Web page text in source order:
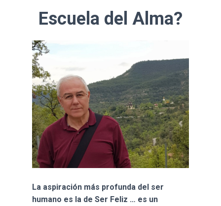
Escuela del Alma?
La aspiración más profunda del ser
humano es la de Ser Feliz … es un